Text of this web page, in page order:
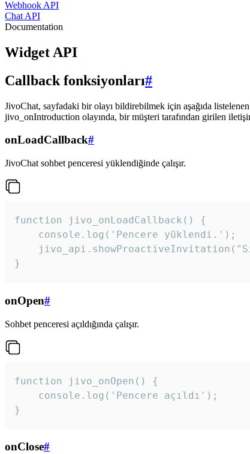
Webhook API
Chat API
Documentation
Widget API
Callback fonksiyonları#
JivoChat, sayfadaki bir olayı bildirebilmek için aşağıda
jivo_onIntroduction olayında, bir müşteri tarafından girilen
onLoadCallback#
JivoChat sohbet penceresi yüklendiğinde çalışır.
function jivo_onLoadCallback() {
    console.log('Pencere yüklendi.');
}
onOpen#
Sohbet penceresi açıldığında çalışır.
function jivo_onOpen() {
    console.log('Pencere açıldı');
}
onClose#